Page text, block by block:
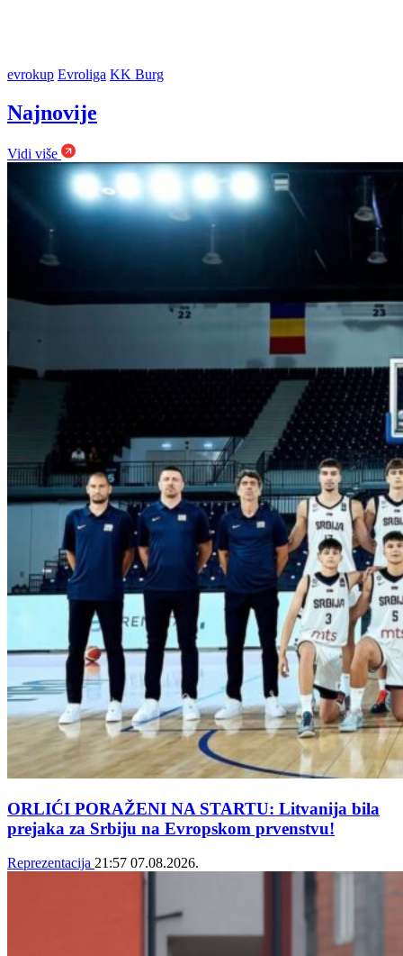
evrokup Evroliga KK Burg
Najnovije
Vidi više
ORLIĆI PORAŽENI NA STARTU: Litvanija bila
prejaka za Srbiju na Evropskom prvenstvu!
Reprezentacija 21:57 07.08.2026.